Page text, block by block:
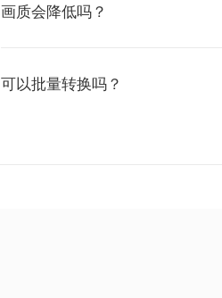
画质会降低吗？
可以批量转换吗？